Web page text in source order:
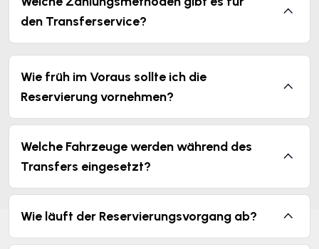
den Transferservice?
Wie früh im Voraus sollte ich die
Reservierung vornehmen?
Welche Fahrzeuge werden während des
Transfers eingesetzt?
Wie läuft der Reservierungsvorgang ab?